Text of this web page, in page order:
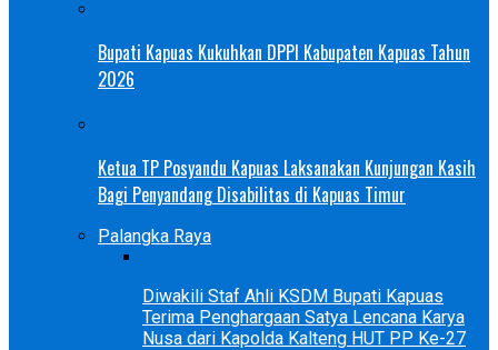
Bupati Kapuas Kukuhkan DPPI Kabupaten Kapuas Tahun
2026
Ketua TP Posyandu Kapuas Laksanakan Kunjungan Kasih
Bagi Penyandang Disabilitas di Kapuas Timur
Palangka Raya
Diwakili Staf Ahli KSDM Bupati Kapuas
Terima Penghargaan Satya Lencana Karya
Nusa dari Kapolda Kalteng HUT PP Ke-27